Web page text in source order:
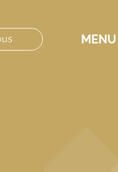
MENU